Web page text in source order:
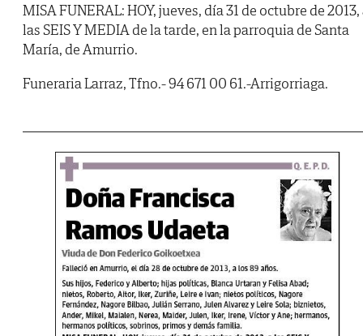
MISA FUNERAL: HOY, jueves, día 31 de octubre de 2013,
las SEIS Y MEDIA de la tarde, en la parroquia de Santa
María, de Amurrio.
Funeraria Larraz, Tfno.- 94 671 00 61.-Arrigorriaga.